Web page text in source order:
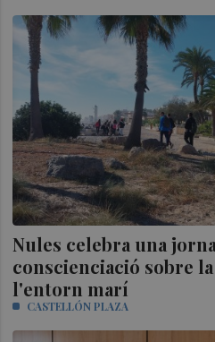
Nules celebra una
conscienciació sobre
l'entorn marí
CASTELLÓN PLAZA